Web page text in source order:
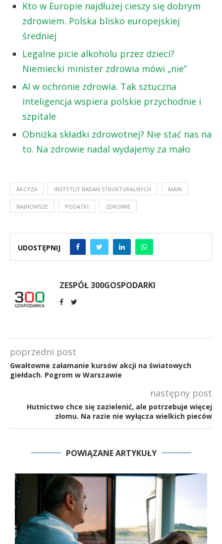
Kto w Europie najdłużej cieszy się dobrym
zdrowiem. Polska blisko europejskiej
średniej
Legalne picie alkoholu przez dzieci?
Niemiecki minister zdrowia mówi „nie”
AI w ochronie zdrowia. Tak sztuczna
inteligencja wspiera polskie przychodnie i
szpitale
Obniżka składki zdrowotnej? Nie stać nas na
to. Na zdrowie nadal wydajemy za mało
AKCYZA INSTYTUT BADAŃ STRUKTURALNYCH MAIN
NAJNOWSZE PODATKI ZDROWIE
UDOSTĘPNIJ
ZESPÓŁ 300GOSPODARKI
poprzedni post
Gwałtowne załamanie kursów akcji na światowych
giełdach. Pogrom w Warszawie
następny post
Hutnictwo chce się zazielenić, ale potrzebuje więcej
złomu. Na razie nie wyłącza wielkich pieców
POWIĄZANE ARTYKUŁY